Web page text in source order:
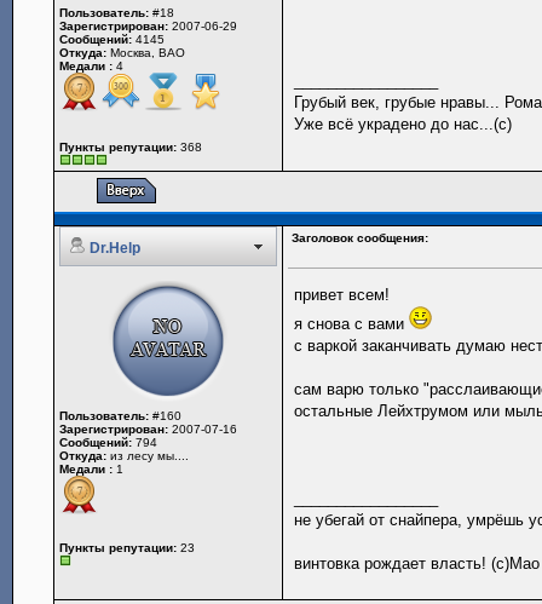
Пользователь: #18
Зарегистрирован: 2007-06-29
Сообщений: 4145
Откуда: Москва, ВАО
Медали : 4
Пункты репутации: 368
Грубый век, грубые нравы...
Уже всё украдено до нас...(с)
Dr.Help
Заголовок сообщения:
Пользователь: #160
Зарегистрирован: 2007-07-16
Сообщений: 794
Откуда: из лесу мы....
Медали : 1
Пункты репутации: 23
привет всем!
я снова с вами
с варкой заканчивать думаю
сам варю только
остальные Лейхтрумом или
не убегай от снайпера, умрёшь
винтовка рождает власть! (с)Мао